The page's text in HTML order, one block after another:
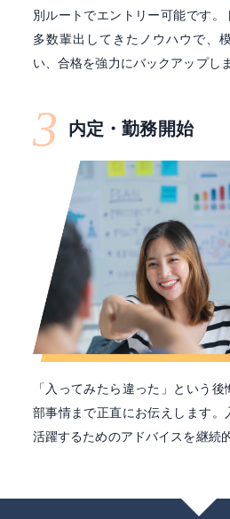
別ルートでエントリー可能です。
多数輩出してきたノウハウで、
い、合格を強力にバックアップし
3 内定・勤務開始
「入ってみたら違った」という
部事情まで正直にお伝えします。
活躍するためのアドバイスを継続